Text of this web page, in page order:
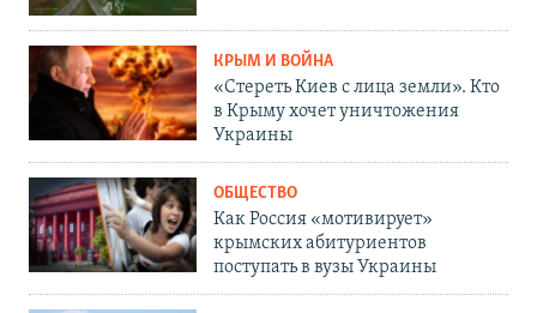
КРЫМ И ВОЙНА
«Стереть Киев с лица земли». Кто
в Крыму хочет уничтожения
Украины
ОБЩЕСТВО
Как Россия «мотивирует»
крымских абитуриентов
поступать в вузы Украины